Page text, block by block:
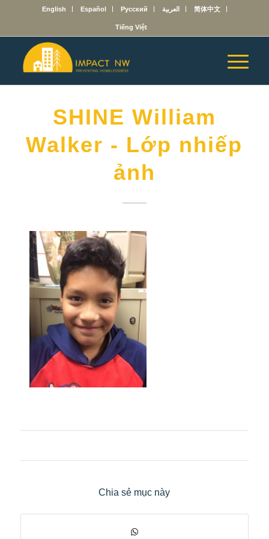
English Español Русский العربية 简体中文
Tiếng Việt
SHINE William
Walker - Lớp nhiếp
ảnh
Chia sẻ mục này